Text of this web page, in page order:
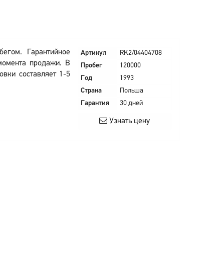
Гарантийное
продажи. В
составляет 1-5
Артикул
RK2/04404708
Пробег
120000
Год
1993
Страна
Польша
Гарантия
30 дней
Узнать цену